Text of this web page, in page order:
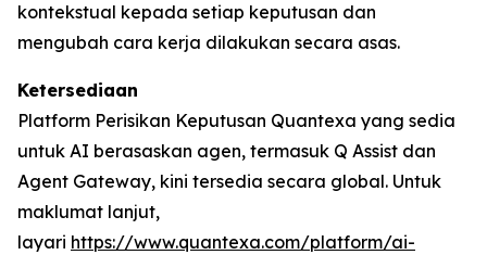
kontekstual kepada setiap keputusan dan
mengubah cara kerja dilakukan secara asas.
Ketersediaan
Platform Perisikan Keputusan Quantexa yang sedia
untuk AI berasaskan agen, termasuk Q Assist dan
Agent Gateway, kini tersedia secara global. Untuk
maklumat lanjut,
layari https://www.quantexa.com/platform/ai-